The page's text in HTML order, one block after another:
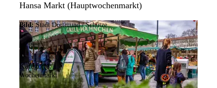
Hansa Markt (Hauptwochenmarkt)
Bild: Stadt Dortmund / Schütze
Kategorie:
Wochenmarkt